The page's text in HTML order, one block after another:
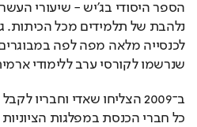
שנרשמו לקורסי ערב ללימודי ארמית.